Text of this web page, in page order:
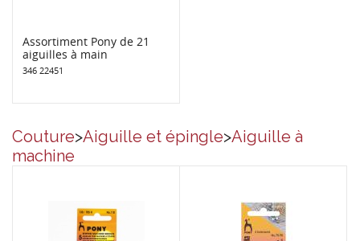
Assortiment Pony de 21
aiguilles à main
346 22451
Couture>Aiguille et épingle>Aiguille à
machine